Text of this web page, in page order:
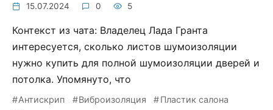
15.07.2024 0 5
Контекст из чата: Владелец Лада Гранта
интересуется, сколько листов шумоизоляции
нужно купить для полной шумоизоляции дверей и
потолка. Упомянуто, что
Антискрип Виброизоляция
Пластик салона